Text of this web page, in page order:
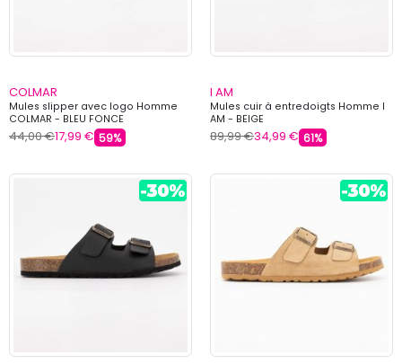
COLMAR
Mules slipper avec logo Homme
COLMAR - BLEU FONCE
44,00 €17,99 € 59%
I AM
Mules cuir à entredoigts Homme I
AM - BEIGE
89,99 €34,99 € 61%